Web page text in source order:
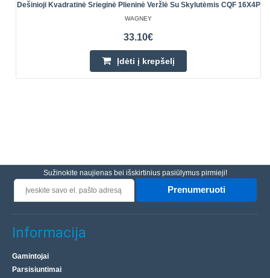
Dešinioji Kvadratinė Srieginė Plieninė Veržlė Su Skylutėmis CQF 16X4P
WAGNEY
33.10€
Įdėti į krepšelį
Sužinokite naujienas bei išskirtinius pasiūlymus pirmieji!
Prenumeruoti
Informacija
Gamintojai
Parsisiuntimai